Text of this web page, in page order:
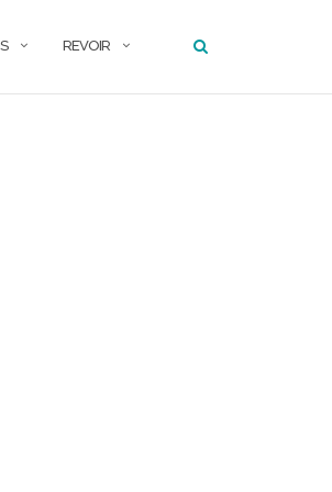
REVOIR